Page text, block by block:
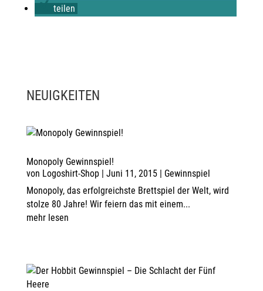
teilen
NEUIGKEITEN
Monopoly Gewinnspiel!
von Logoshirt-Shop| Juni 11, 2015| Gewinnspiel
Monopoly, das erfolgreichste Brettspiel der Welt, wird
stolze 80 Jahre! Wir feiern das mit einem...
mehr lesen